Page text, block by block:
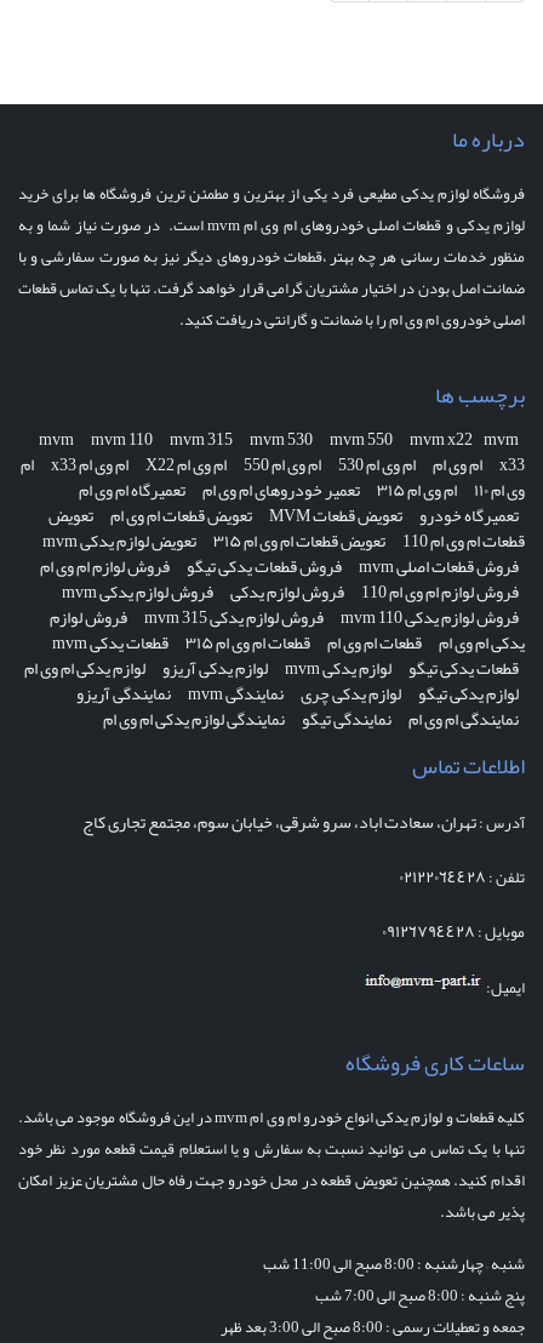
درباره ما
فروشگاه لوازم یدکی مطیعی فرد یکی از بهترین و مطمئن ترین فروشگاه ها برای خرید
لوازم یدکی و قطعات اصلی خودروهای ام وی ام mvm است. در صورت نیاز شما و به
منظور خدمات رسانی هر چه بهتر ،قطعات خودروهای دیگر نیز به صورت سفارشی و با
ضمانت اصل بودن در اختیار مشتریان گرامی قرار خواهد گرفت. تنها با یک تماس قطعات
اصلی خودروی ام وی ام را با ضمانت و گارانتی دریافت کنید.
برچسب ها
mvm mvm 110 mvm 315 mvm 530 mvm 550 mvm x22 mvm
x33 ام وی ام ام وی ام 530 ام وی ام 550 ام وی ام X22 ام وی ام x33 ام
وی ام ۱۱۰ ام وی ام ۳۱۵ تعمیر خودروهای ام وی ام تعمیرگاه ام وی ام
تعمیرگاه خودرو تعویض قطعات MVM تعویض قطعات ام وی ام تعویض
قطعات ام وی ام 110 تعویض قطعات ام وی ام ۳۱۵ تعویض لوازم یدکی mvm
فروش قطعات اصلی mvm فروش قطعات یدکی تیگو فروش لوازم ام وی ام
فروش لوازم ام وی ام 110 فروش لوازم یدکی فروش لوازم یدکی mvm
فروش لوازم یدکی mvm 110 فروش لوازم یدکی mvm 315 فروش لوازم
یدکی ام وی ام قطعات ام وی ام قطعات ام وی ام ۳۱۵ قطعات یدکی mvm
قطعات یدکی تیگو لوازم یدکی mvm لوازم یدکی آریزو لوازم یدکی ام وی ام
لوازم یدکی تیگو لوازم یدکی چری نمایندگی mvm نمایندگی آریزو
نمایندگی ام وی ام نمایندگی تیگو نمایندگی لوازم یدکی ام وی ام
اطلاعات تماس
آدرس :تهران، سعادت اباد، سرو شرقی، خیابان سوم، مجتمع تجاری کاج
تلفن :٠٢١٢٢٠٦٤٤٢٨
موبایل :٠٩١٢٦٧٩٤٤٢٨
ایمیل:
ساعات کاری فروشگاه
کلیه قطعات و لوازم یدکی انواع خودرو ام وی ام mvm در این فروشگاه موجود می باشد.
تنها با یک تماس می توانید نسبت به سفارش و یا استعلام قیمت قطعه مورد نظر خود
اقدام کنید. همچنین تعویض قطعه در محل خودرو جهت رفاه حال مشتریان عزیز امکان
پذیر می باشد.
شنبه – چهارشنبه :
پنج شنبه :
جمعه و تعطیلات رسمی : 8:00 صبح الی 3:00 بعد ظهر